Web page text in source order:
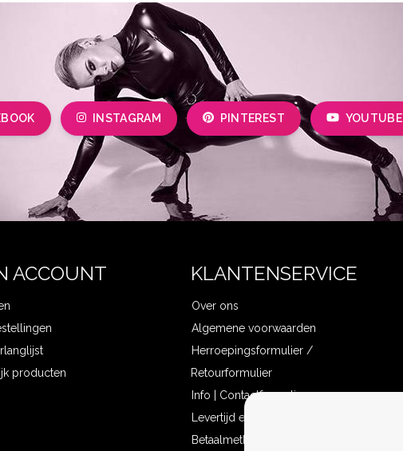
INSTAGRAM PINTEREST YOUTUBE
ACCOUNT
producten
KLANTENSERVICE
Over ons
Algemene voorwaarden
Herroepingsformulier /
Retourformulier
Info | Contactformulier
Levertijd en verzendkosten
Betaalmethoden